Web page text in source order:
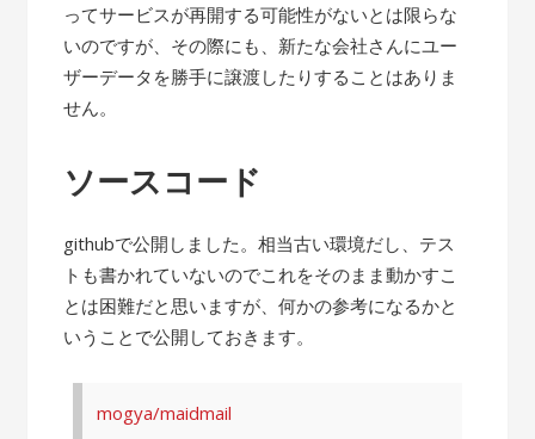
ってサービスが再開する可能性がないとは限らな
いのですが、その際にも、新たな会社さんにユー
ザーデータを勝手に譲渡したりすることはありま
せん。
ソースコード
githubで公開しました。相当古い環境だし、テス
トも書かれていないのでこれをそのまま動かすこ
とは困難だと思いますが、何かの参考になるかと
いうことで公開しておきます。
mogya/maidmail